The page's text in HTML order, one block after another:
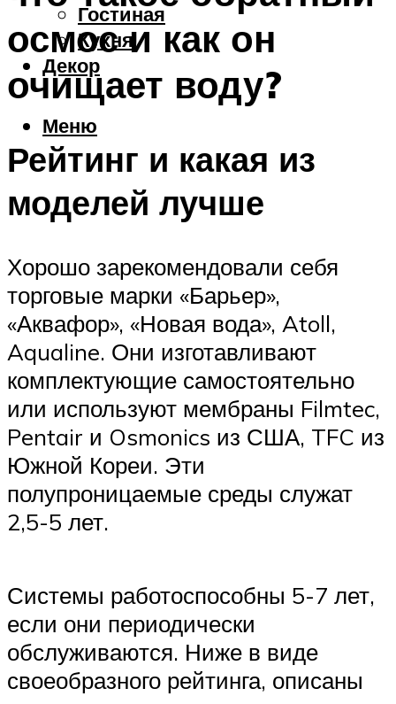
Гостиная
Кухня
Декор
Меню
осмос и как он
очищает воду?
Рейтинг и какая из
моделей лучше
Хорошо зарекомендовали себя
торговые марки «Барьер»,
«Аквафор», «Новая вода», Atoll,
Aqualine. Они изготавливают
комплектующие самостоятельно
или используют мембраны Filmtec,
Pentair и Osmonics из США, TFC из
Южной Кореи. Эти
полупроницаемые среды служат
2,5-5 лет.
Системы работоспособны 5-7 лет,
если они периодически
обслуживаются. Ниже в виде
своеобразного рейтинга, описаны